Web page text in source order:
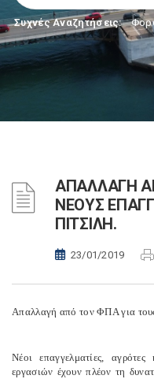
Συχνές Αναζητήσεις:
ΑΠΑΛΛΑΓΗ
ΝΕΟΥΣ
ΠΙΤΣΙΛΗ.
23/01/2019
Απαλλαγή από τον ΦΠΑ για τους
Νέοι επαγγελματίες,
εργασιών έχουν πλέον τη